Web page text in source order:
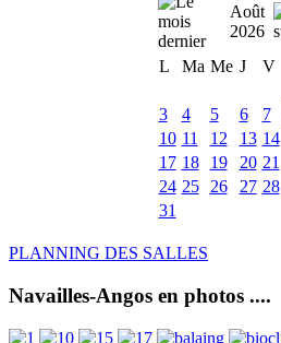
Août
2026
L
Ma Me J V
3
4 5 6 7
10 11 12 13 14
17 18 19 20 21
24 25 26 27 28
31
PLANNING DES SALLES
Navailles-Angos en photos ....